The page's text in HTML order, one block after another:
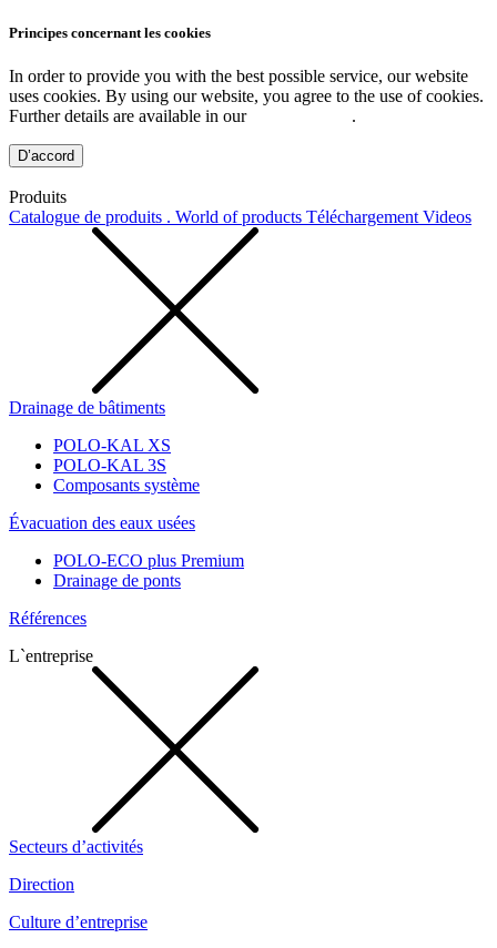
Principes concernant les cookies
In order to provide you with the best possible service, our website
uses cookies. By using our website, you agree to the use of cookies.
Further details are available in our
.
D’accord
Produits
Catalogue de produits . World of products Téléchargement Videos
Drainage de bâtiments
POLO-KAL XS
POLO-KAL 3S
Composants système
Évacuation des eaux usées
POLO-ECO plus Premium
Drainage de ponts
Références
L`entreprise
Secteurs d’activités
Direction
Culture d’entreprise